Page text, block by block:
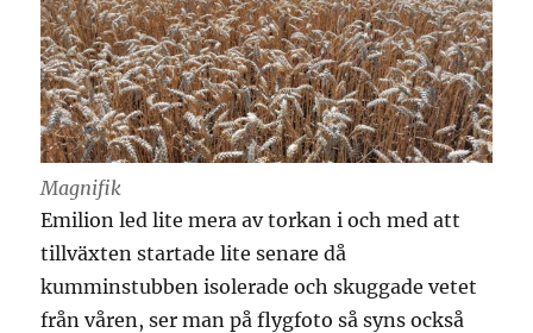
Magnifik
Emilion led lite mera av torkan i och med att
tillväxten startade lite senare då
kumminstubben isolerade och skuggade vetet
från våren, ser man på flygfoto så syns också